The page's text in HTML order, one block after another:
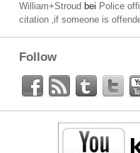
William+Stroud bei Police
citation ‚if someone is
Follow